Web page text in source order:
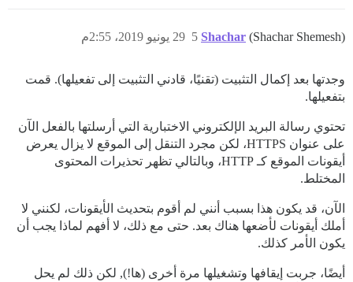
Shachar (Shachar Shemesh) 29 يونيو 2019، 2:55م 5
وجدتها بعد إكمال التثبيت (تقنيًا، قادني التثبيت إلى تفعيلها). قمت
بتفعيلها.
تحتوي رسالة البريد الإلكتروني الاختبارية التي أرسلتها بالفعل الآن
على عنوان HTTPS، لكن مجرد التنقل إلى الموقع لا يزال يعرض
أيقونات الموقع كـ HTTP، وبالتالي تظهر تحذيرات المحتوى
المختلط.
الآن، قد يكون هذا بسبب أنني لم أقوم بتحديث الأيقونات، لكنني لا
أملك أيقونات لأضعها هناك بعد. حتى مع ذلك، لا أفهم لماذا يجب أن
يكون الأمر كذلك.
أيضًا، جربت إيقافها وتشغيلها مرة أخرى (ها!), لكن ذلك لم يحل